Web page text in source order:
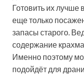
Готовить их лучше
еще только
запасы старого.
содержание
Именно поэтому
подойдёт для